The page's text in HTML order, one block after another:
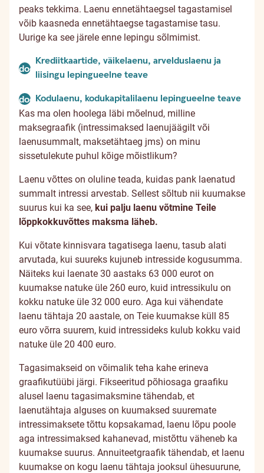
peaks tekkima. Laenu ennetähtaegsel tagastamisel
võib kaasneda ennetähtaegse tagastamise tasu.
Uurige ka see järele enne lepingu sõlmimist.
document
Krediitkaartide, väikelaenu, arvelduslaenu ja
liisingu lepingueelne teave
document
Kodulaenu, kodukapitalilaenu lepingueelne teave
Kas ma olen hoolega läbi mõelnud, milline
maksegraafik (intressimaksed laenujäägilt või
laenusummalt, maksetähtaeg jms) on minu
sissetulekute puhul kõige mõistlikum?
Laenu võttes on oluline teada, kuidas pank laenatud
summalt intressi arvestab. Sellest sõltub nii kuumakse
suurus kui ka see, kui palju laenu võtmine Teile
lõppkokkuvõttes maksma läheb.
Kui võtate kinnisvara tagatisega laenu, tasub alati
arvutada, kui suureks kujuneb intresside kogusumma.
Näiteks kui laenate 30 aastaks 63 000 eurot on
kuumakse natuke üle 260 euro, kuid intressikulu on
kokku natuke üle 32 000 euro. Aga kui vähendate
laenu tähtaja 20 aastale, on Teie kuumakse küll 85
euro võrra suurem, kuid intressideks kulub kokku vaid
natuke üle 20 400 euro.
Tagasimakseid on võimalik teha kahe erineva
graafikutüübi järgi. Fikseeritud põhiosaga graafiku
alusel laenu tagasimaksmine tähendab, et
laenutähtaja alguses on kuumaksed suuremate
intressimaksete tõttu kopsakamad, laenu lõpu poole
aga intressimaksed kahanevad, mistõttu väheneb ka
kuumakse suurus. Annuiteetgraafik tähendab, et laenu
kuumakse on kogu laenu tähtaja jooksul ühesuurune,